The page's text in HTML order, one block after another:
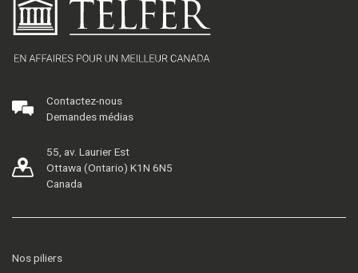
Contactez-nous
Demandes médias
55, av. Laurier Est
Ottawa (Ontario) K1N 6N5
Canada
Nos piliers